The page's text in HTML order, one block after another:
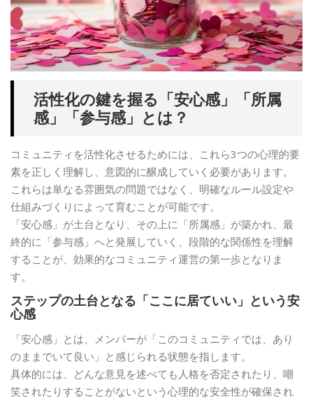
活性化の鍵を握る「安心感」「所属
感」「参与感」とは？
コミュニティを活性化させるためには、これら3つの心理的要
素を正しく理解し、意図的に醸成していく必要があります。
これらは単なる雰囲気の問題ではなく、明確なルール設定や
仕組みづくりによって育むことが可能です。
「安心感」が土台となり、その上に「所属感」が築かれ、最
終的に「参与感」へと発展していく、段階的な関係性を理解
することが、効果的なコミュニティ運営の第一歩となりま
す。
ステップの土台となる「ここに居ていい」という安
心感
「安心感」とは、メンバーが「このコミュニティでは、あり
のままでいて良い」と感じられる状態を指します。
具体的には、どんな意見を述べても人格を否定されたり、嘲
笑されたりすることがないという心理的な安全性が確保され